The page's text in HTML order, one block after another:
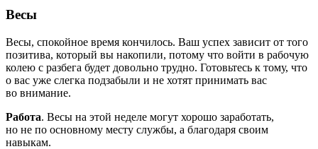
Весы
Весы, спокойное время кончилось. Ваш успех зависит от того
позитива, который вы накопили, потому что войти в рабочую
колею с разбега будет довольно трудно. Готовьтесь к тому, что
о вас уже слегка подзабыли и не хотят принимать вас
во внимание.
Работа. Весы на этой неделе могут хорошо заработать,
но не по основному месту службы, а благодаря своим
навыкам.